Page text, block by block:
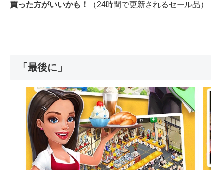
買った方がいいかも！
（24時間で更新されるセール品）
「最後に」